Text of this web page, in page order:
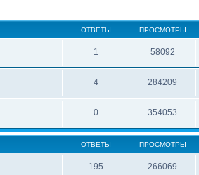
ОТВЕТЫ ПРОСМОТРЫ
1 58092
4 284209
0 354053
ОТВЕТЫ ПРОСМОТРЫ
195 266069